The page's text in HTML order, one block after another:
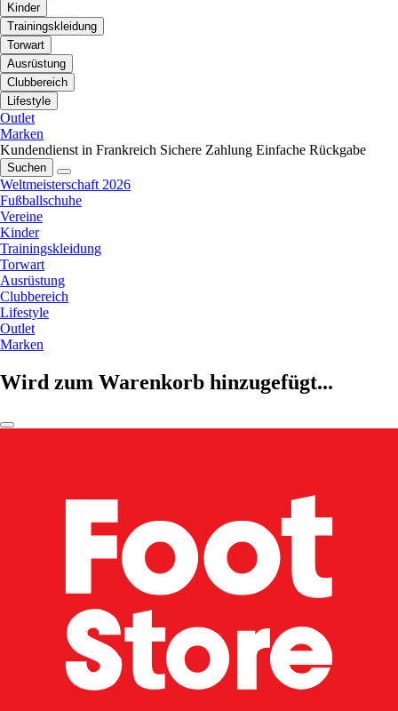
Kinder
Trainingskleidung
Torwart
Ausrüstung
Clubbereich
Lifestyle
Outlet
Marken
Kundendienst in Frankreich Sichere Zahlung Einfache Rückgabe
Suchen
Weltmeisterschaft 2026
Fußballschuhe
Vereine
Kinder
Trainingskleidung
Torwart
Ausrüstung
Clubbereich
Lifestyle
Outlet
Marken
Wird zum Warenkorb hinzugefügt...